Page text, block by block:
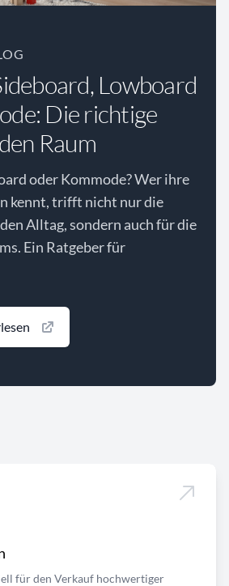
Lowboard
Die richtige
Raum
oder Kommode? Wer ihre
kennt, trifft nicht nur die
Alltag, sondern auch für die
Ein Ratgeber für
für den Verkauf hochwertiger